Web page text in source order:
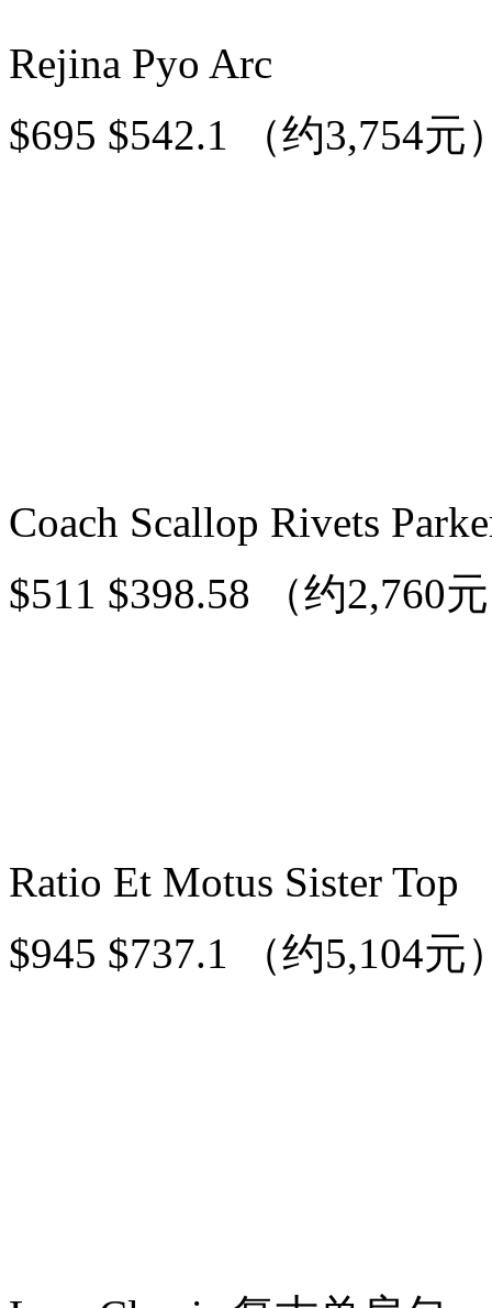
Rejina Pyo Arc
$695 $542.1 （约3,754元
Coach Scallop Rivets
$511 $398.58 （约2,760
Ratio Et Motus Sister Top
$945 $737.1 （约5,104元